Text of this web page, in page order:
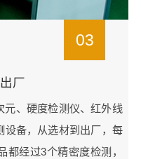
03
厂
元、硬度检测仪、红外线
设备，从选材到出厂，每
都经过3个精密度检测，